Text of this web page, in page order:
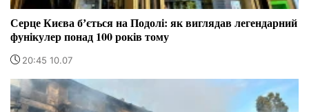
Серце Києва бʼється на Подолі: як виглядав легендарний
фунікулер понад 100 років тому
20:45 10.07